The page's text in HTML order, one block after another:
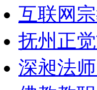
互联网
抚州正
深昶法